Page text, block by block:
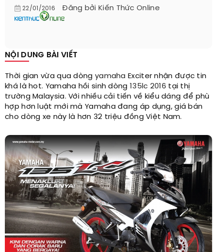
22/01/2016 Đăng bởi Kiến Thức Online
NỘI DUNG BÀI VIẾT
Thời gian vừa qua dòng yamaha Exciter nhận được tin
khá là hot. Yamaha hồi sinh dòng 135lc 2016 tại thị
trường Malaysia. Với nhiều cải tiến về kiểu dáng để phù
hợp hơn luật mới mà Yamaha đang áp dụng, giá bán
cho dòng xe này là hơn 32 triệu đồng Việt Nam.